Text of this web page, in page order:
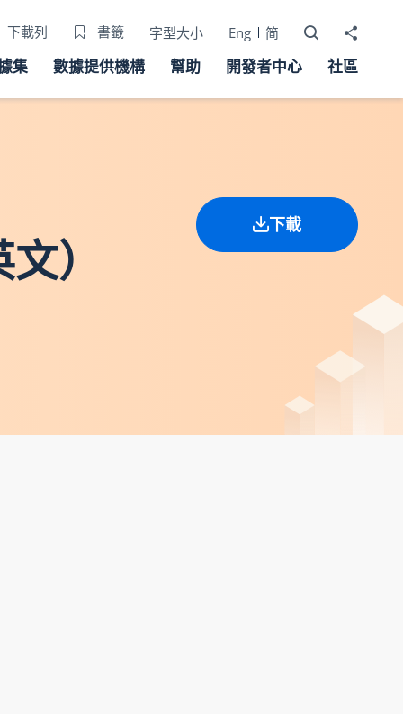
下載列 書籤 字型大小 Eng 简 打開搜尋器
分享至
集 數據提供機構 幫助 開發者中心 社區
）
下載